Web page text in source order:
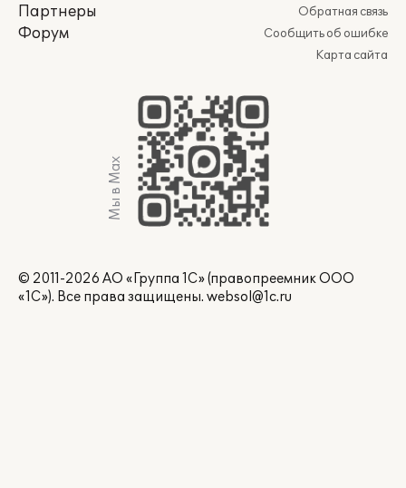
Партнеры
Форум
Обратная связь
Сообщить об ошибке
Карта сайта
Мы в Max
© 2011-2026 АО «Группа 1С» (правопреемник ООО
«1С»). Все права защищены. websol@1c.ru